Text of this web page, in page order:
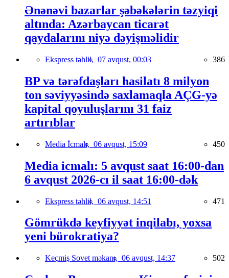
Ənənəvi bazarlar şəbəkələrin təzyiqi
altında: Azərbaycan ticarət
qaydalarını niyə dəyişməlidir
Ekspress təhlil, 07 avqust, 00:03 386
BP və tərəfdaşları hasilatı 8 milyon
ton səviyyəsində saxlamaqla AÇG-yə
kapital qoyuluşlarını 31 faiz
artırıblar
Media İcmalı, 06 avqust, 15:09 450
Media icmalı: 5 avqust saat 16:00-dan
6 avqust 2026-cı il saat 16:00-dək
Ekspress təhlil, 06 avqust, 14:51 471
Gömrükdə keyfiyyət inqilabı, yoxsa
yeni bürokratiya?
Keçmiş Sovet məkanı, 06 avqust, 14:37 502